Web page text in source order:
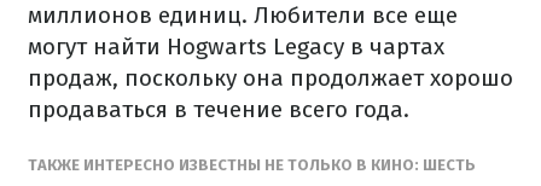
миллионов единиц. Любители все еще
могут найти Hogwarts Legacy в чартах
продаж, поскольку она продолжает хорошо
продаваться в течение всего года.
ТАКЖЕ ИНТЕРЕСНО ИЗВЕСТНЫ НЕ ТОЛЬКО В КИНО: ШЕСТЬ